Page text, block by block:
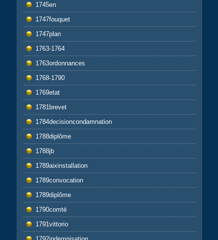
1745en
1747fouquet
1747plan
1763-1764
1763ordonnances
1768-1790
1769etat
1781brevet
1784decisioncondamnation
1788diplôme
1788jb
1789aixinstallation
1789convocation
1789diplôme
1790comté
1791vittorio